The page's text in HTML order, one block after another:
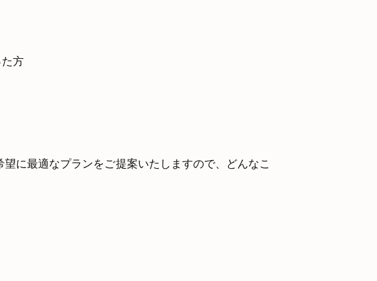
方
に最適なプランをご提案いたしますので、どんなこ